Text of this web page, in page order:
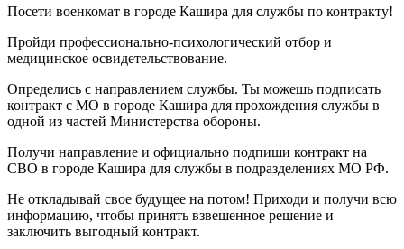
Посети военкомат в городе Кашира для службы по контракту!
Пройди профессионально-психологический отбор и
медицинское освидетельствование.
Определись с направлением службы. Ты можешь подписать
контракт с МО в городе Кашира для прохождения службы в
одной из частей Министерства обороны.
Получи направление и официально подпиши контракт на
СВО в городе Кашира для службы в подразделениях МО РФ.
Не откладывай свое будущее на потом! Приходи и получи всю
информацию, чтобы принять взвешенное решение и
заключить выгодный контракт.